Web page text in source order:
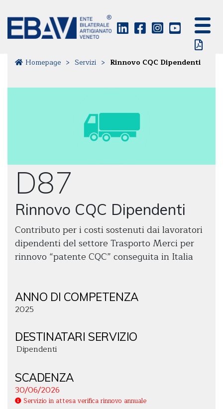
Homepage > Servizi > Rinnovo CQC Dipendenti
D87
Rinnovo CQC Dipendenti
Contributo per i costi sostenuti dai lavoratori
dipendenti del settore Trasporto Merci per
rinnovo “patente CQC” conseguita in Italia
ANNO DI COMPETENZA
2025
DESTINATARI SERVIZIO
Dipendenti
SCADENZA
30/06/2026
Servizio in attesa verifica rinnovo annuale